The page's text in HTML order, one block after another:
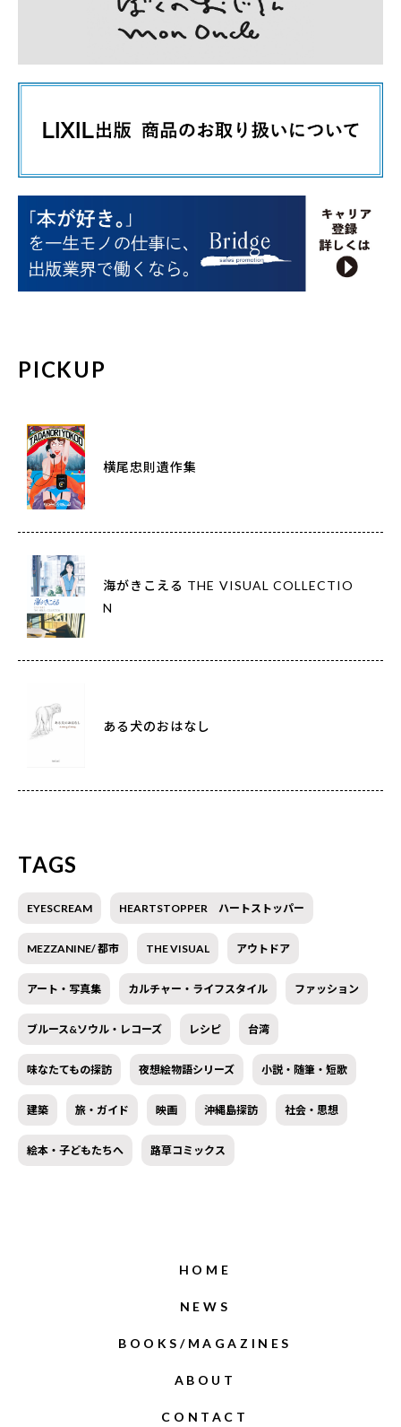
PICKUP
横尾忠則遺作集
海がきこえる THE VISUAL COLLECTIO
N
ある犬のおはなし
TAGS
EYESCREAM HEARTSTOPPER ハートストッパー
MEZZANINE/ 都市 THE VISUAL アウトドア
アート・写真集 カルチャー・ライフスタイル ファッション
ブルース&ソウル・レコーズ レシピ 台湾
味なたてもの探訪 夜想絵物語シリーズ 小説・随筆・短歌
建築 旅・ガイド 映画 沖縄島探訪 社会・思想
絵本・子どもたちへ 路草コミックス
HOME
NEWS
BOOKS/MAGAZINES
ABOUT
CONTACT